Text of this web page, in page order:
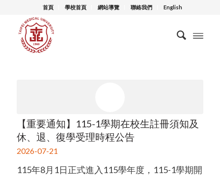
首頁 學校首頁 網站導覽 聯絡我們 English
【重要通知】115-1學期在校生註冊須知及
休、退、復學受理時程公告
2026-07-21
115年8月1日正式進入115學年度，115-1學期開